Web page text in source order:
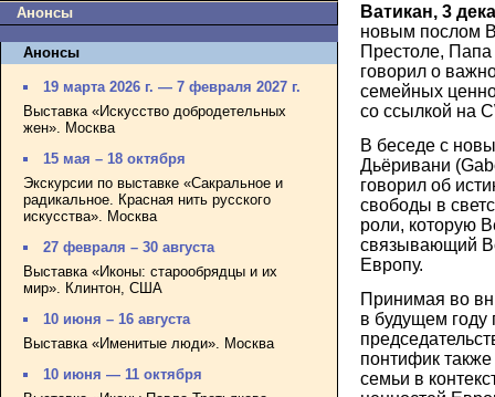
Анонсы
Анонсы
19 марта 2026 г. — 7 февраля 2027 г.
Выставка «Искусство добродетельных
жен». Москва
15 мая – 18 октября
Экскурсии по выставке «Сакральное и
радикальное. Красная нить русского
искусства». Москва
27 февраля – 30 августа
Выставка «Иконы: старообрядцы и их
мир». Клинтон, США
10 июня – 16 августа
Выставка «Именитые люди». Москва
10 июня — 11 октября
Ватикан, 3
новым послом
Престоле,
говорил о
семейных
со ссылкой на
В беседе с
Дьёривани
говорил об
свободы в
роли, которую
связывающий
Европу.
Принимая во
в будущем году
понтифик
семьи в